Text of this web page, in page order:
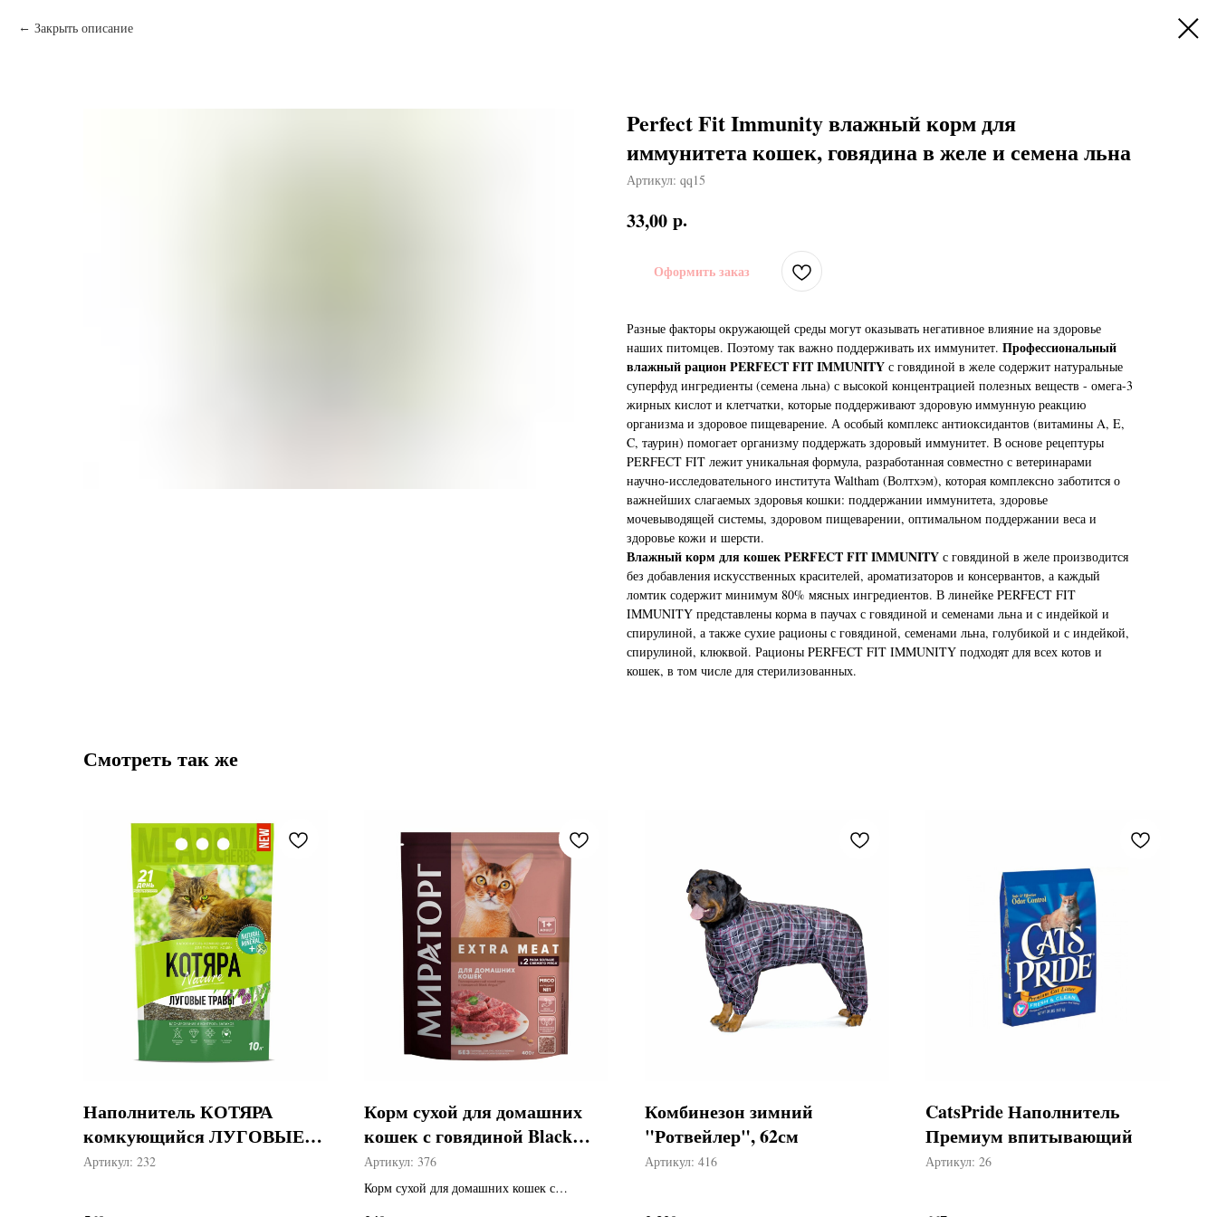
Закрыть описание
Perfect Fit Immunity влажный корм для
иммунитета кошек, говядина в желе и семена льна
Артикул: qq15
33,00 р.
Оформить заказ
Разные факторы окружающей среды могут оказывать негативное влияние на здоровье
наших питомцев. Поэтому так важно поддерживать их иммунитет. Профессиональный
влажный рацион PERFECT FIT IMMUNITY с говядиной в желе содержит натуральные
суперфуд ингредиенты (семена льна) с высокой концентрацией полезных веществ - омега-3
жирных кислот и клетчатки, которые поддерживают здоровую иммунную реакцию
организма и здоровое пищеварение. А особый комплекс антиоксидантов (витамины A, E,
C, таурин) помогает организму поддержать здоровый иммунитет. В основе рецептуры
PERFECT FIT лежит уникальная формула, разработанная совместно с ветеринарами
научно-исследовательного института Waltham (Волтхэм), которая комплексно заботится о
важнейших слагаемых здоровья кошки: поддержании иммунитета, здоровье
мочевыводящей системы, здоровом пищеварении, оптимальном поддержании веса и
здоровье кожи и шерсти.
Влажный корм для кошек PERFECT FIT IMMUNITY с говядиной в желе производится
без добавления искусственных красителей, ароматизаторов и консервантов, а каждый
ломтик содержит минимум 80% мясных ингредиентов. В линейке PERFECT FIT
IMMUNITY представлены корма в паучах с говядиной и семенами льна и с индейкой и
спирулиной, а также сухие рационы с говядиной, семенами льна, голубикой и с индейкой,
спирулиной, клюквой. Рационы PERFECT FIT IMMUNITY подходят для всех котов и
кошек, в том числе для стерилизованных.
Смотреть так же
Наполнитель КОТЯРА
комкующийся ЛУГОВЫЕ
ТРАВЫ
Артикул: 232
Корм сухой для домашних
кошек с говядиной Black
Angus
Артикул: 376
Корм сухой для домашних кошек с
Комбинезон зимний
"Ротвейлер", 62см
Артикул: 416
CatsPride Наполнитель
Премиум впитывающий
Артикул: 26